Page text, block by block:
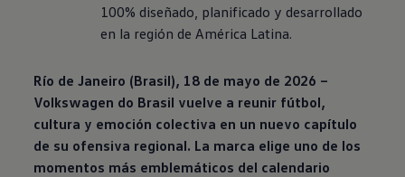
100% diseñado, planificado y desarrollado
en la región de América Latina.
Río de Janeiro (Brasil), 18 de mayo de 2026 –
Volkswagen do Brasil vuelve a reunir fútbol,
cultura y emoción colectiva en un nuevo capítulo
de su ofensiva regional. La marca elige uno de los
momentos más emblemáticos del calendario